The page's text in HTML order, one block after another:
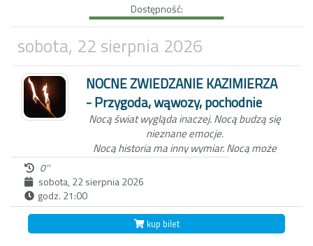
Kazimierza oraz wejdziemy z Tobą do
Wąwozu z korzeniami, wyłącznie przy
blasku pochodni.Czekamy na Ciebie o
zmierzchu, koło studni na kazimierskim
Rynku.
Dostępność:
sobota, 22 sierpnia 2026
NOCNE ZWIEDZANIE KAZIMIERZA
- Przygoda, wąwozy, pochodnie
Nocą świat wygląda inaczej.Nocą budzą się
nieznane emocje.
Nocą historia ma inny wymiar.Nocą może
zdarzyć się wszystko...
Niezwykła nocna wycieczka po Kazimierzu
Dolnym to nie tylko spacer z przewodnikiem
po Miasteczku. W ten wieczór, zabierzemy
0''
sobota, 22 sierpnia 2026
godz. 21:00
kup bilet